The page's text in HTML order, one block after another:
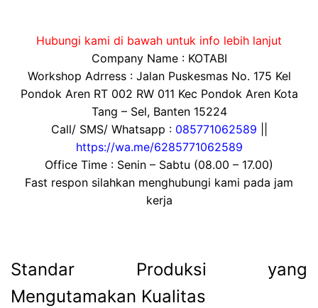
Hubungi kami di bawah untuk info lebih lanjut
Company Name : KOTABI
Workshop Adrress : Jalan Puskesmas No. 175 Kel
Pondok Aren RT 002 RW 011 Kec Pondok Aren Kota
Tang – Sel, Banten 15224
Call/ SMS/ Whatsapp : 085771062589
https://wa.me/6285771062589
Office Time : Senin – Sabtu (08.00 – 17.00)
Fast respon silahkan menghubungi kami pada jam
kerja
Standar Produksi yang
Mengutamakan Kualitas